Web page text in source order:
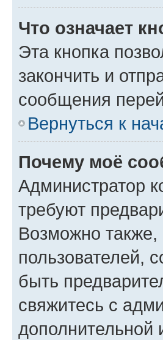
Что означает
Эта кнопка
закончить и
сообщения
Вернуться к
Почему моё
Администратор
требуют
Возможно также,
пользователей,
быть
свяжитесь с